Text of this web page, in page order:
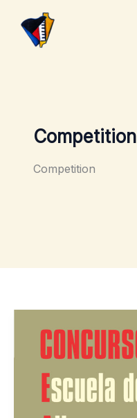
content
Competition
Competition